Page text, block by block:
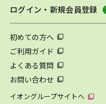
ログイン・新規会員登録
初めての方へ
ご利用ガイド
よくある質問
お問い合わせ
イオングループサイトへ